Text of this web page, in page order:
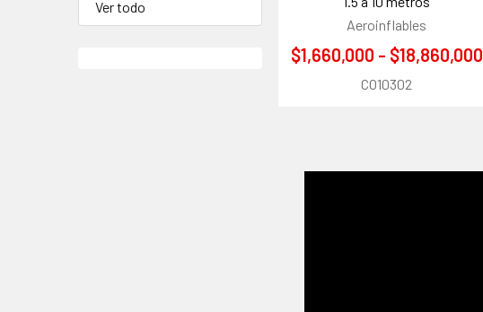
Ver todo
Aeroinflables
$1,660,000 - $18,860,000
CO10302